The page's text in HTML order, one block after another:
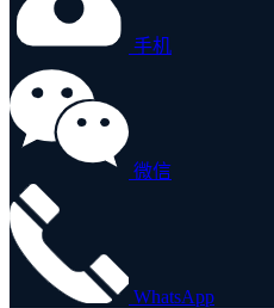
手机
微信
WhatsApp